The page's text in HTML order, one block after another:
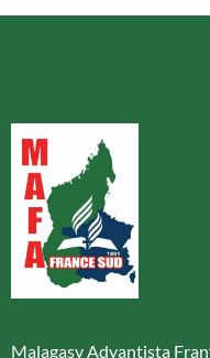
Malagasy Advantista